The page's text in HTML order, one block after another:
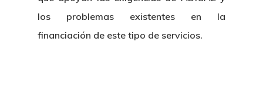
los problemas existentes en la
financiación de este tipo de servicios.